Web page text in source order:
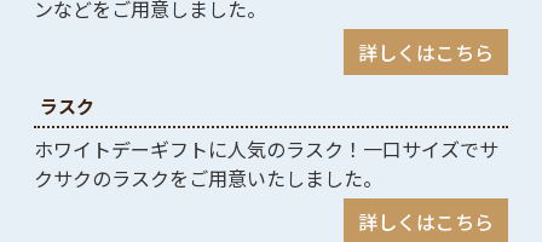
ンなどをご用意しました。
詳しくはこちら
ラスク
ホワイトデーギフトに人気のラスク！一口サイズでサ
クサクのラスクをご用意いたしました。
詳しくはこちら